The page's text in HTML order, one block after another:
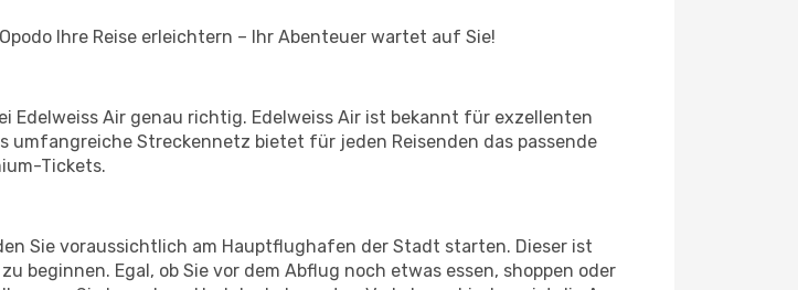
Ihre Reise erleichtern – Ihr Abenteuer wartet auf Sie!
Edelweiss Air genau richtig. Edelweiss Air ist bekannt für exzellenten
umfangreiche Streckennetz bietet für jeden Reisenden das passende
Tickets.
Sie voraussichtlich am Hauptflughafen der Stadt starten. Dieser ist
beginnen. Egal, ob Sie vor dem Abflug noch etwas essen, shoppen oder